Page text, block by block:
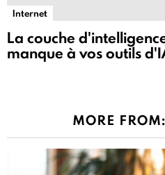
Internet
La couche
manque à vos outils
MORE FROM: